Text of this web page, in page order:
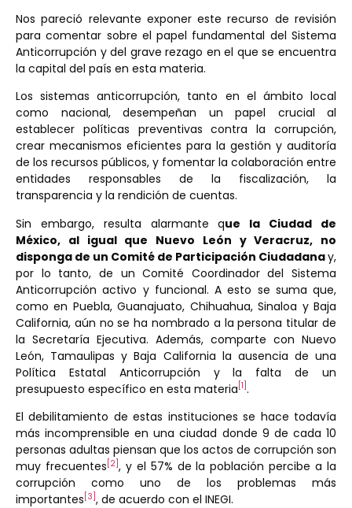
Nos pareció relevante exponer este recurso de revisión
para comentar sobre el papel fundamental del Sistema
Anticorrupción y del grave rezago en el que se encuentra
la capital del país en esta materia.
Los sistemas anticorrupción, tanto en el ámbito local
como nacional, desempeñan un papel crucial al
establecer políticas preventivas contra la corrupción,
crear mecanismos eficientes para la gestión y auditoría
de los recursos públicos, y fomentar la colaboración entre
entidades responsables de la fiscalización, la
transparencia y la rendición de cuentas.
Sin embargo, resulta alarmante que la Ciudad de
México, al igual que Nuevo León y Veracruz, no
disponga de un Comité de Participación Ciudadanay,
por lo tanto, de un Comité Coordinador del Sistema
Anticorrupción activo y funcional. A esto se suma que,
como en Puebla, Guanajuato, Chihuahua, Sinaloa y Baja
California, aún no se ha nombrado a la persona titular de
la Secretaría Ejecutiva. Además, comparte con Nuevo
León, Tamaulipas y Baja California la ausencia de una
Política Estatal Anticorrupción y la falta de un
presupuesto específico en esta materia [1] .
El debilitamiento de estas instituciones se hace todavía
más incomprensible en una ciudad donde 9 de cada 10
personas adultas piensan que los actos de corrupción son
muy frecuentes [2], y el 57% de la población percibe a la
corrupción como uno de los problemas más
importantes [3], de acuerdo con el INEGI.